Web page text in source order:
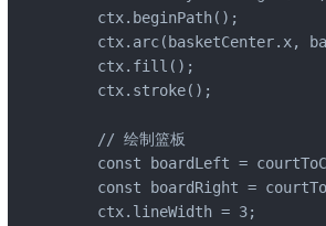
    ctx.beginPath();
ctx.arc(basketCenter.x,
    ctx.fill();
    ctx.stroke();
    // 绘制篮板
const boardLeft =
const boardRight =
    ctx.lineWidth = 3;